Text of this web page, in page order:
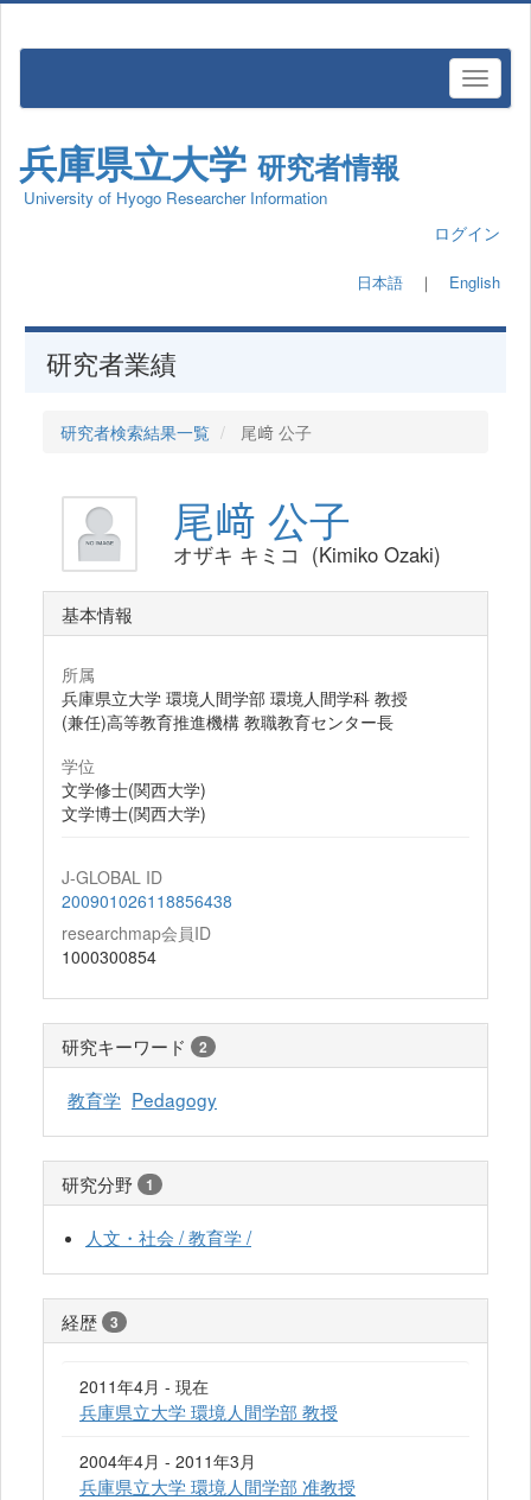
兵庫県立大学 研究者情報
University of Hyogo Researcher Information
ログイン
日本語 ｜ English
研究者業績
研究者検索結果一覧 尾﨑 公子
尾﨑 公子
オザキ キミコ (Kimiko Ozaki)
基本情報
所属
兵庫県立大学 環境人間学部 環境人間学科 教授
(兼任)高等教育推進機構 教職教育センター長
学位
文学修士(関西大学)
文学博士(関西大学)
J-GLOBAL ID
200901026118856438
researchmap会員ID
1000300854
研究キーワード 2
教育学 Pedagogy
研究分野 1
人文・社会 / 教育学 /
経歴 3
2011年4月 - 現在
兵庫県立大学 環境人間学部 教授
2004年4月 - 2011年3月
兵庫県立大学 環境人間学部 准教授